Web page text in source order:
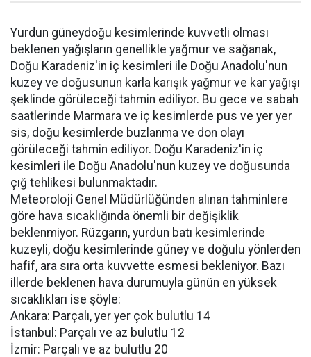
Yurdun güneydoğu kesimlerinde kuvvetli olması
beklenen yağışların genellikle yağmur ve sağanak,
Doğu Karadeniz'in iç kesimleri ile Doğu Anadolu'nun
kuzey ve doğusunun karla karışık yağmur ve kar yağışı
şeklinde görüleceği tahmin ediliyor. Bu gece ve sabah
saatlerinde Marmara ve iç kesimlerde pus ve yer yer
sis, doğu kesimlerde buzlanma ve don olayı
görüleceği tahmin ediliyor. Doğu Karadeniz'in iç
kesimleri ile Doğu Anadolu'nun kuzey ve doğusunda
çığ tehlikesi bulunmaktadır.
Meteoroloji Genel Müdürlüğünden alınan tahminlere
göre hava sıcaklığında önemli bir değişiklik
beklenmiyor. Rüzgarın, yurdun batı kesimlerinde
kuzeyli, doğu kesimlerinde güney ve doğulu yönlerden
hafif, ara sıra orta kuvvette esmesi bekleniyor. Bazı
illerde beklenen hava durumuyla günün en yüksek
sıcaklıkları ise şöyle:
Ankara: Parçalı, yer yer çok bulutlu 14
İstanbul: Parçalı ve az bulutlu 12
İzmir: Parçalı ve az bulutlu 20